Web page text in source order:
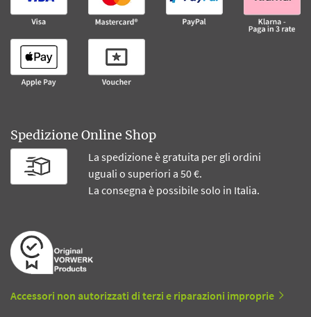
Spedizione Online Shop
La spedizione è gratuita per gli ordini
uguali o superiori a 50 €.
La consegna è possibile solo in Italia.
Accessori non autorizzati di terzi e riparazioni improprie